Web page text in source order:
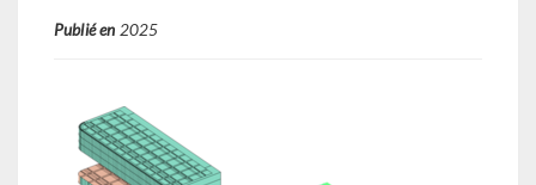
Publié en 2025